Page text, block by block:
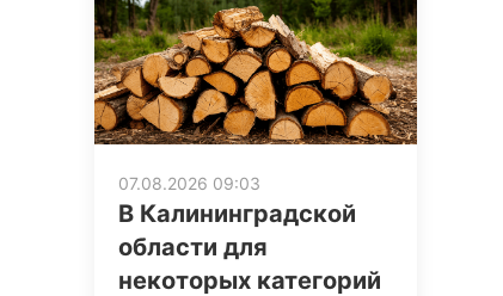
07.08.2026 09:03
В Калининградской
области для
некоторых категорий